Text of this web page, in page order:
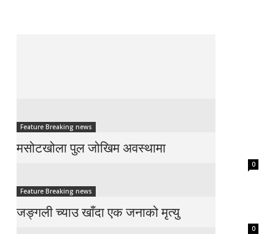
Feature Breaking news
मसोटखोला पुल जोखिम अवस्थामा
0
Feature Breaking news
जङ्गली च्याउ खाँदा एक जनाको मृत्यु
0